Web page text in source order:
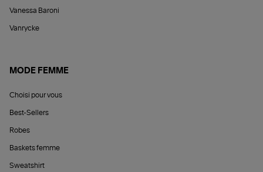
Vanessa Baroni
Vanrycke
MODE FEMME
Choisi pour vous
Best-Sellers
Robes
Baskets femme
Sweatshirt